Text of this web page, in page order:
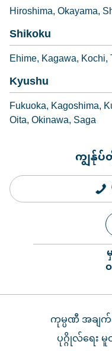
Hiroshima Okayama
Shikoku
Ehime Kagawa Kochi
Kyushu
Fukuoka Kagoshima
Oita Okinawa Saga
ကျွန်ု
ကုမ္ပဏီ အခ
ပုဂ္ဂိုလ်ရေး မူ